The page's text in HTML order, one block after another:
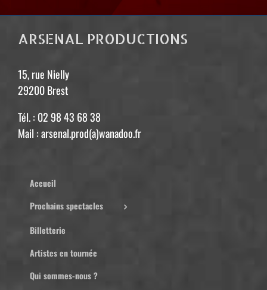
ARSENAL PRODUCTIONS
15, rue Nielly
29200 Brest
Tél. : 02 98 43 68 38
Mail : arsenal.prod(a)wanadoo.fr
Accueil
Prochains spectacles
Billetterie
Artistes en tournée
Qui sommes-nous ?